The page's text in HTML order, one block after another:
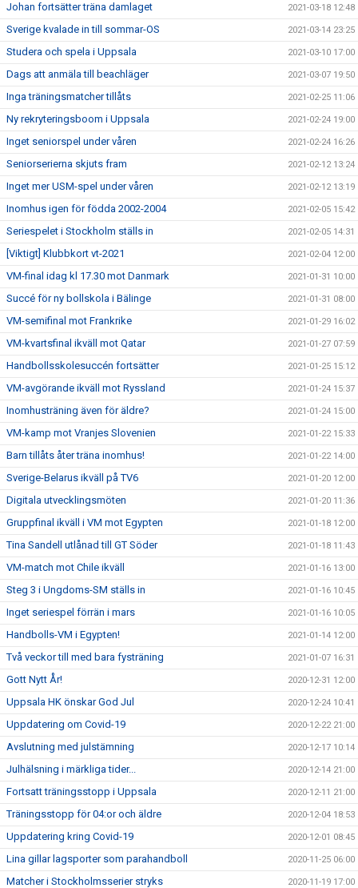
Johan fortsätter träna damlaget 2021-03-18 12:48
Sverige kvalade in till sommar-OS 2021-03-14 23:25
Studera och spela i Uppsala 2021-03-10 17:00
Dags att anmäla till beachläger 2021-03-07 19:50
Inga träningsmatcher tillåts 2021-02-25 11:06
Ny rekryteringsboom i Uppsala 2021-02-24 19:00
Inget seniorspel under våren 2021-02-24 16:26
Seniorserierna skjuts fram 2021-02-12 13:24
Inget mer USM-spel under våren 2021-02-12 13:19
Inomhus igen för födda 2002-2004 2021-02-05 15:42
Seriespelet i Stockholm ställs in 2021-02-05 14:31
[Viktigt] Klubbkort vt-2021 2021-02-04 12:00
VM-final idag kl 17.30 mot Danmark 2021-01-31 10:00
Succé för ny bollskola i Bälinge 2021-01-31 08:00
VM-semifinal mot Frankrike 2021-01-29 16:02
VM-kvartsfinal ikväll mot Qatar 2021-01-27 07:59
Handbollsskolesuccén fortsätter 2021-01-25 15:12
VM-avgörande ikväll mot Ryssland 2021-01-24 15:37
Inomhusträning även för äldre? 2021-01-24 15:00
VM-kamp mot Vranjes Slovenien 2021-01-22 15:33
Barn tillåts åter träna inomhus! 2021-01-22 14:00
Sverige-Belarus ikväll på TV6 2021-01-20 12:00
Digitala utvecklingsmöten 2021-01-20 11:36
Gruppfinal ikväll i VM mot Egypten 2021-01-18 12:00
Tina Sandell utlånad till GT Söder 2021-01-18 11:43
VM-match mot Chile ikväll 2021-01-16 13:00
Steg 3 i Ungdoms-SM ställs in 2021-01-16 10:45
Inget seriespel förrän i mars 2021-01-16 10:05
Handbolls-VM i Egypten! 2021-01-14 12:00
Två veckor till med bara fysträning 2021-01-07 16:31
Gott Nytt År! 2020-12-31 12:00
Uppsala HK önskar God Jul 2020-12-24 10:41
Uppdatering om Covid-19 2020-12-22 21:00
Avslutning med julstämning 2020-12-17 10:14
Julhälsning i märkliga tider... 2020-12-14 21:00
Fortsatt träningsstopp i Uppsala 2020-12-11 21:00
Träningsstopp för 04:or och äldre 2020-12-04 18:53
Uppdatering kring Covid-19 2020-12-01 08:45
Lina gillar lagsporter som parahandboll 2020-11-25 06:00
Matcher i Stockholmsserier stryks 2020-11-19 17:00